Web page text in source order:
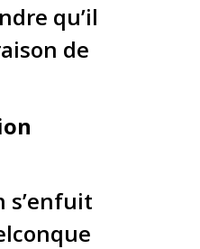
qu’il
de
s’enfuit